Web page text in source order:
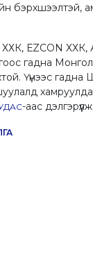
ЕZCON
гадна
Үүнээс
-аас